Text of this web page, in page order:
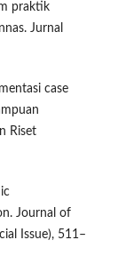
praktik
Jurnal
case
Riset
Journal of
Issue), 511–